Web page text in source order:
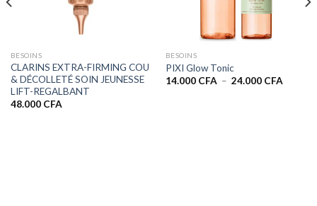
BESOINS
CLARINS EXTRA-FIRMING COU
& DÉCOLLETÉ SOIN JEUNESSE
LIFT-REGALBANT
48.000 CFA
BESOINS
PIXI Glow Tonic
14.000 CFA – 24.000 CFAPlage